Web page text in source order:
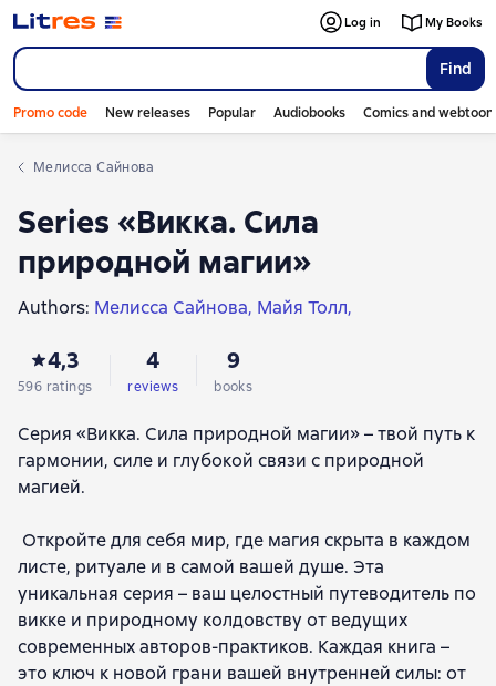
Find
Log in My Books
Promo code New releases Popular Audiobooks Comics and
Мелисса Сайнова
Series «Викка. Сила
природной магии»
Authors: Мелисса Сайнова Майя Толл
Никки Ван де Кар
Джуди Энн Нок
Ebony Gheorghe
4,3
596 ratings
4
reviews
9
books
Серия «Викка. Сила природной магии» – твой путь к
гармонии, силе и глубокой связи с природной
магией.
Откройте для себя мир, где магия скрыта в каждом
листе, ритуале и в самой вашей душе. Эта
уникальная серия – ваш целостный путеводитель по
викке и природному колдовству от ведущих
современных авторов-практиков. Каждая книга –
это ключ к новой грани вашей внутренней силы: от